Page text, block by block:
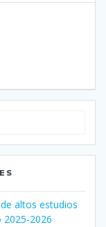
altos estudios
2025-2026